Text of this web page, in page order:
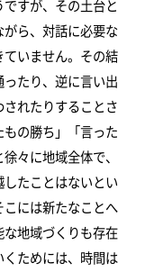
すが、その土台と
ら、対話に必要な
いません。その結
たり、逆に言い出
れたりすることさ
の勝ち」「言った
々に地域全体で、
たことはないとい
には新たなことへ
地域づくりも存在
ためには、時間は